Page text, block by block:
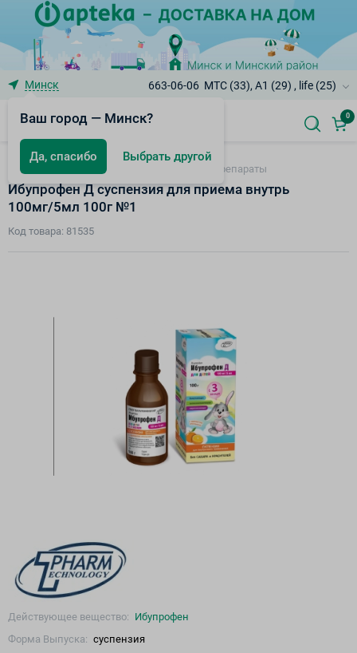
Минск
Ваш город — Минск?
Да, спасибо Выбрать другой
663-06-06 МТС (33), A1 (29) , life (25)
0
Противопростудные и жаропонижающие препараты
Ибупрофен Д суспензия для приема внутрь
100мг/5мл 100г №1
Код товара: 81535
Действующее вещество: Ибупрофен
Форма Выпуска: суспензия